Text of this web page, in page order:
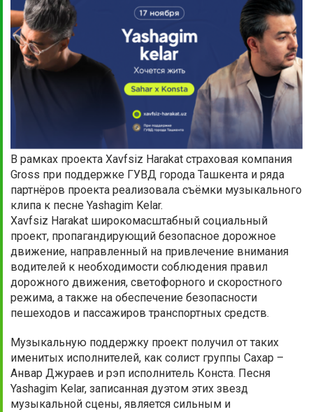
В рамках проекта Xavfsiz Harakat страховая компания
Gross при поддержке ГУВД города Ташкента и ряда
партнёров проекта реализовала съёмки музыкального
клипа к песне Yashagim Kelar.
Xavfsiz Harakat широкомасштабный социальный
проект, пропагандирующий безопасное дорожное
движение, направленный на привлечение внимания
водителей к необходимости соблюдения правил
дорожного движения, светофорного и скоростного
режима, а также на обеспечение безопасности
пешеходов и пассажиров транспортных средств.
Музыкальную поддержку проект получил от таких
именитых исполнителей, как солист группы Сахар –
Анвар Джураев и рэп исполнитель Конста. Песня
Yashagim Kelar, записанная дуэтом этих звезд
музыкальной сцены, является сильным и